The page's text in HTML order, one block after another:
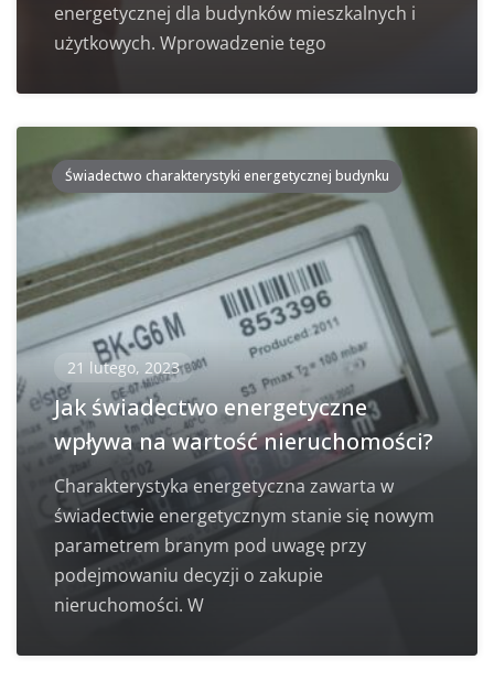
energetycznej dla budynków mieszkalnych i
użytkowych. Wprowadzenie tego
Świadectwo charakterystyki energetycznej budynku
21 lutego, 2023
Jak świadectwo energetyczne
wpływa na wartość nieruchomości?
Charakterystyka energetyczna zawarta w
świadectwie energetycznym stanie się nowym
parametrem branym pod uwagę przy
podejmowaniu decyzji o zakupie
nieruchomości. W